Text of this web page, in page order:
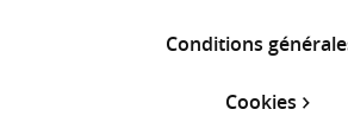
Conditions
Cookies